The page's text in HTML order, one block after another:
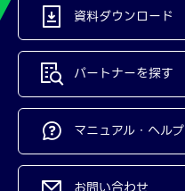
資料ダウンロード
パートナーを探す
マニュアル・ヘルプ
お問い合わせ